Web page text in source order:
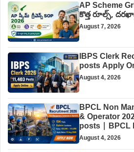
AP Scheme
కొత్త రూల్స్,
August 7, 2026
IBPS Clerk
posts Apply
August 4, 2026
BPCL Non
& Operator
posts | BPCL
August 4, 2026